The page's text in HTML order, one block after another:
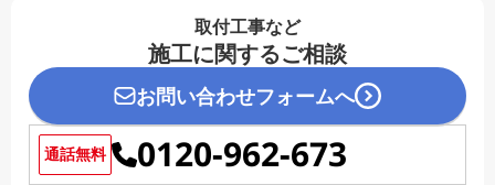
取付工事など
施工に関するご相談
お問い合わせフォームへ
通話無料 0120-962-673